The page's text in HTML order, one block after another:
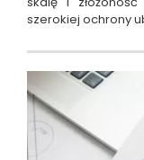
szerokiej ochrony